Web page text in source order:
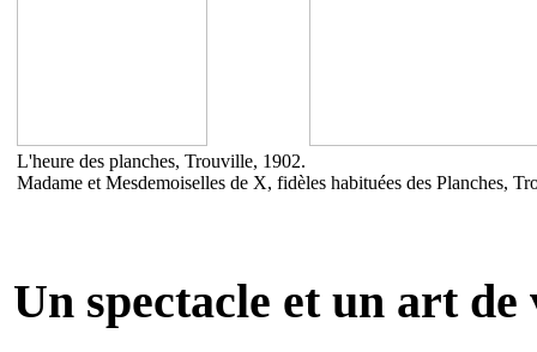
L'heure des planches, Trouville, 1902.
Madame et Mesdemoiselles de X, fidèles habituées des Planches,
Un spectacle et un art de